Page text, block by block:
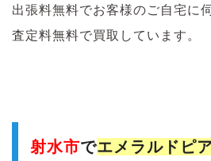
出張料無料でお客様のご自宅に
査定料無料で買取しています。
射水市でエメラルド ピ